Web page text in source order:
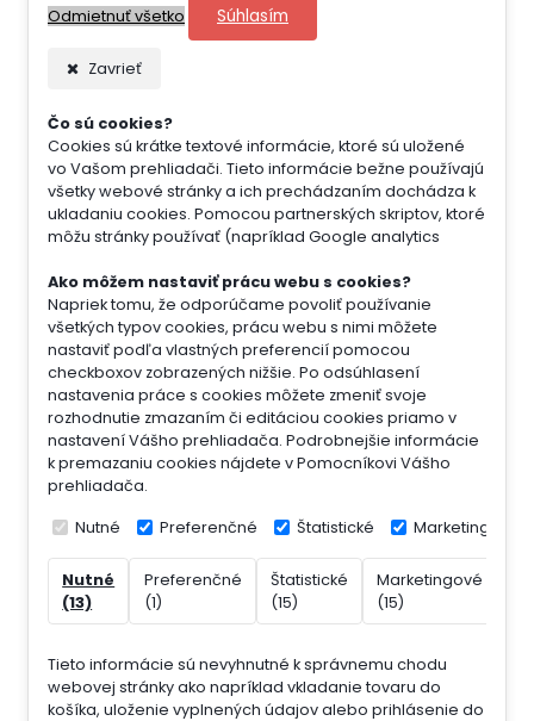
Odmietnuť všetko
Súhlasím
Zavrieť
Čo sú cookies?
Cookies sú krátke textové informácie, ktoré sú uložené
vo Vašom prehliadači. Tieto informácie bežne používajú
všetky webové stránky a ich prechádzaním dochádza k
ukladaniu cookies. Pomocou partnerských skriptov, ktoré
môžu stránky používať (napríklad Google analytics
Ako môžem nastaviť prácu webu s cookies?
Napriek tomu, že odporúčame povoliť používanie
všetkých typov cookies, prácu webu s nimi môžete
nastaviť podľa vlastných preferencií pomocou
checkboxov zobrazených nižšie. Po odsúhlasení
nastavenia práce s cookies môžete zmeniť svoje
rozhodnutie zmazaním či editáciou cookies priamo v
nastavení Vášho prehliadača. Podrobnejšie informácie
k premazaniu cookies nájdete v Pomocníkovi Vášho
prehliadača.
Nutné Preferenčné Štatistické Marketingové
Nutné
(13)
Preferenčné
(1)
Štatistické
(15)
Marketingové
(15)
Tieto informácie sú nevyhnutné k správnemu chodu
webovej stránky ako napríklad vkladanie tovaru do
košíka, uloženie vyplnených údajov alebo prihlásenie do